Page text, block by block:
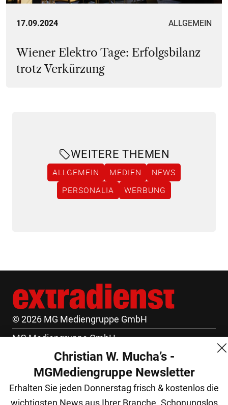
17.09.2024 ALLGEMEIN
Wiener Elektro Tage: Erfolgsbilanz
trotz Verkürzung
WEITERE THEMEN
ALLGEMEIN MEDIEN
NEWS
PERSONALIA
WERBUNG
© 2026 MG Mediengruppe GmbH
MG Mediengruppe GmbH
Burgring 1/7
1010 Wien
+43 (1) 522 14 14
Christian W. Mucha’s -
MGMediengruppe Newsletter
Erhalten Sie jeden Donnerstag frisch & kostenlos die
wichtigsten News aus Ihrer Branche. Schonungslos